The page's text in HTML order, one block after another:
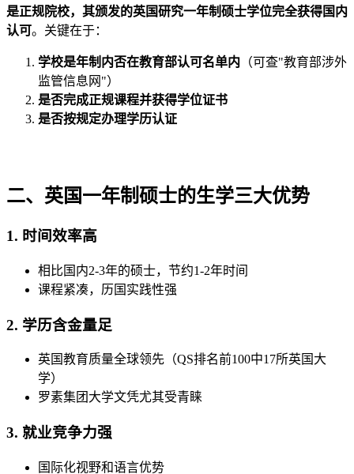
是正规院校，其颁发的英国研究一年制硕士学位完全获得国内
认可。关键在于：
学校是年制内否在教育部认可名单内 （可查"教育部涉外
监管信息网"）
是否完成正规课程并获得学位证书
是否按规定办理学历认证
二、英国一年制硕士的生学三大优势
1. 时间效率高
相比国内2-3年的硕士，节约1-2年时间
课程紧凑，历国实践性强
2. 学历含金量足
英国教育质量全球领先（QS排名前100中17所英国大
学）
罗素集团大学文凭尤其受青睐
3. 就业竞争力强
国际化视野和语言优势